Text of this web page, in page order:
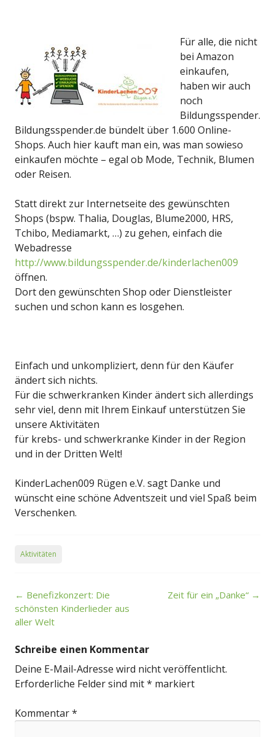
Für alle, die nicht
bei Amazon
einkaufen,
haben wir auch
noch
Bildungsspender.
Bildungsspender.de bündelt über 1.600 Online-
Shops. Auch hier kauft man ein, was man sowieso
einkaufen möchte – egal ob Mode, Technik, Blumen
oder Reisen.
Statt direkt zur Internetseite des gewünschten
Shops (bspw. Thalia, Douglas, Blume2000, HRS,
Tchibo, Mediamarkt, …) zu gehen, einfach die
Webadresse
http://www.bildungsspender.de/kinderlachen009
öffnen.
Dort den gewünschten Shop oder Dienstleister
suchen und schon kann es losgehen.
Einfach und unkompliziert, denn für den Käufer
ändert sich nichts.
Für die schwerkranken Kinder ändert sich allerdings
sehr viel, denn mit Ihrem Einkauf unterstützen Sie
unsere Aktivitäten
für krebs- und schwerkranke Kinder in der Region
und in der Dritten Welt!
KinderLachen009 Rügen e.V. sagt Danke und
wünscht eine schöne Adventszeit und viel Spaß beim
Verschenken.
Aktivitäten
Post
navigation
← Benefizkonzert: Die
schönsten Kinderlieder aus
aller Welt
Zeit für ein „Danke“ →
Schreibe einen Kommentar
Deine E-Mail-Adresse wird nicht veröffentlicht.
Erforderliche Felder sind mit* markiert
Kommentar*